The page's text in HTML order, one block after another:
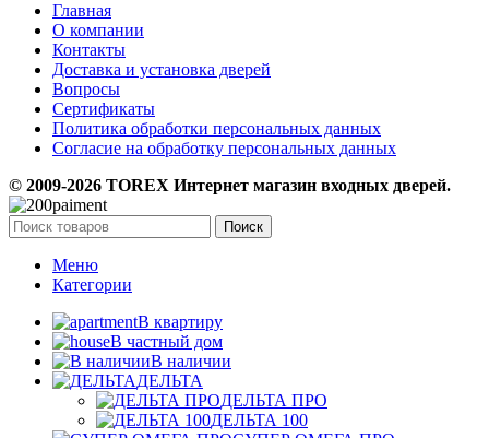
Главная
О компании
Контакты
Доставка и установка дверей
Вопросы
Сертификаты
Политика обработки персональных данных
Согласие на обработку персональных данных
© 2009-2026 TOREX Интернет магазин входных дверей.
Поиск
Меню
Категории
В квартиру
В частный дом
В наличии
ДЕЛЬТА
ДЕЛЬТА ПРО
ДЕЛЬТА 100